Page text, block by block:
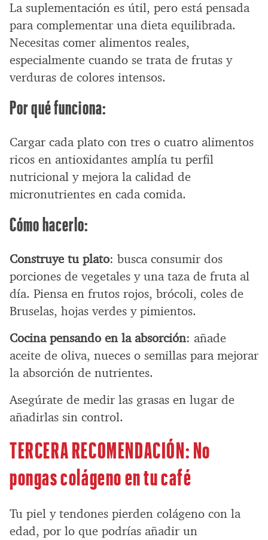
La suplementación es útil, pero está pensada
para complementar una dieta equilibrada.
Necesitas comer alimentos reales,
especialmente cuando se trata de frutas y
verduras de colores intensos.
Por qué funciona:
Cargar cada plato con tres o cuatro alimentos
ricos en antioxidantes amplía tu perfil
nutricional y mejora la calidad de
micronutrientes en cada comida.
Cómo hacerlo:
Construye tu plato: busca consumir dos
porciones de vegetales y una taza de fruta al
día. Piensa en frutos rojos, brócoli, coles de
Bruselas, hojas verdes y pimientos.
Cocina pensando en la absorción: añade
aceite de oliva, nueces o semillas para mejorar
la absorción de nutrientes.
Asegúrate de medir las grasas en lugar de
añadirlas sin control.
TERCERA RECOMENDACIÓN: No
pongas colágeno en tu café
Tu piel y tendones pierden colágeno con la
edad, por lo que podrías añadir un